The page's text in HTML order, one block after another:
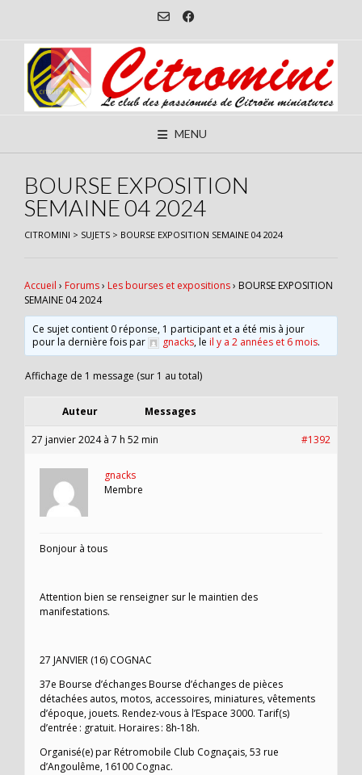
content
MENU
BOURSE EXPOSITION
SEMAINE 04 2024
CITROMINI > SUJETS > BOURSE EXPOSITION SEMAINE 04 2024
Accueil › Forums› Les bourses et expositions› BOURSE EXPOSITION
SEMAINE 04 2024
Ce sujet contient 0 réponse, 1 participant et a été mis à jour
pour la dernière fois par
gnacks, leil y a 2 années et 6 mois.
Affichage de 1 message (sur 1 au total)
Auteur Messages
27 janvier 2024 à 7 h 52 min #1392
gnacks
Membre
Bonjour à tous
Attention bien se renseigner sur le maintien des
manifestations.
27 JANVIER (16) COGNAC
37e Bourse d’échanges Bourse d’échanges de pièces
détachées autos, motos, accessoires, miniatures, vêtements
d’époque, jouets. Rendez-vous à l’Espace 3000. Tarif(s)
d’entrée : gratuit. Horaires : 8h-18h.
Organisé(e) par Rétromobile Club Cognaçais, 53 rue
d’Angoulême, 16100 Cognac.